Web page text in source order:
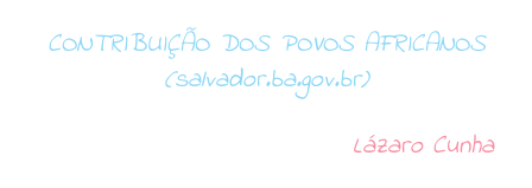
CONTRIBUIÇÃO DOS POVOS AFRICANOS
(salvador.ba.gov.br)
Lázaro Cunha